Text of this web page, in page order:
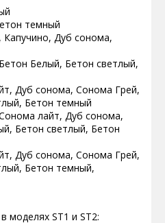
темный
Капучино, Дуб сонома,
Белый, Бетон светлый,
Дуб сонома, Сонома Грей,
Бетон темный
лайт, Дуб сонома,
Бетон светлый, Бетон
Дуб сонома, Сонома Грей,
Бетон темный,
моделях ST1 и ST2: